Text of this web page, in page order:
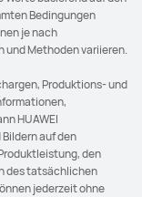
Bedingungen
je nach
und Methoden variieren.
Produktions- und
HUAWEI
auf den
den
des tatsächlichen
jederzeit ohne